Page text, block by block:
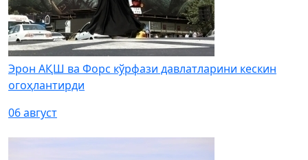
Эрон АҚШ ва Форс кўрфази давлатларини кескин
огоҳлантирди
06 август